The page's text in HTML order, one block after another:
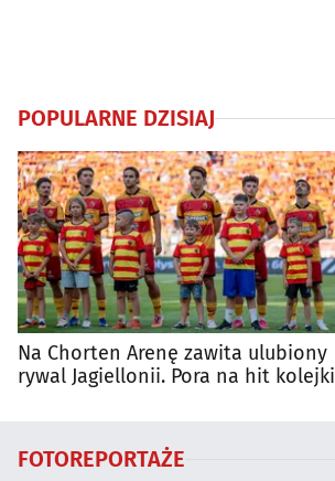
POPULARNE DZISIAJ
Na Chorten Arenę zawita ulubiony
rywal Jagiellonii. Pora na hit kolejki
FOTOREPORTAŻE